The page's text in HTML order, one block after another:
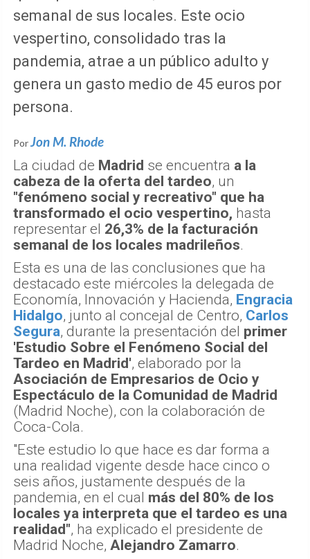
semanal de sus locales. Este ocio
vespertino, consolidado tras la
pandemia, atrae a un público adulto y
genera un gasto medio de 45 euros por
persona.
PorJon M. Rhode
La ciudad de Madrid se encuentra a la
cabeza de la oferta del tardeo, un
"fenómeno social y recreativo" que ha
transformado el ocio vespertino, hasta
representar el 26,3% de la facturación
semanal de los locales madrileños.
Esta es una de las conclusiones que ha
destacado este miércoles la delegada de
Economía, Innovación y Hacienda, Engracia
Hidalgo, junto al concejal de Centro, Carlos
Segura, durante la presentación del primer
'Estudio Sobre el Fenómeno Social del
Tardeo en Madrid', elaborado por la
Asociación de Empresarios de Ocio y
Espectáculo de la Comunidad de Madrid
(Madrid Noche), con la colaboración de
Coca-Cola.
"Este estudio lo que hace es dar forma a
una realidad vigente desde hace cinco o
seis años, justamente después de la
pandemia, en el cual más del 80% de los
locales ya interpreta que el tardeo es una
realidad", ha explicado el presidente de
Madrid Noche, Alejandro Zamarro.